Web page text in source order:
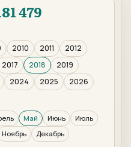
479
2010 2011
2012
2017 2018
2019
2024 2025
2026
Май Июнь
Июль
Ноябрь Декабрь